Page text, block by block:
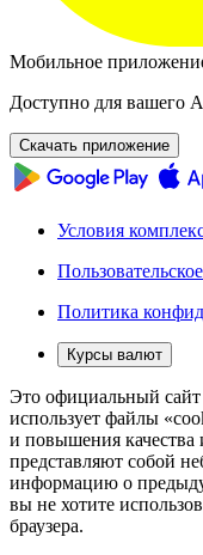
Мобильное
Доступно для вашего
Скачать приложение
Условия
Политика
Курсы валют
Это официальный
использует файлы
и повышения качества
представляют собой
информацию о
вы не хотите
браузера.